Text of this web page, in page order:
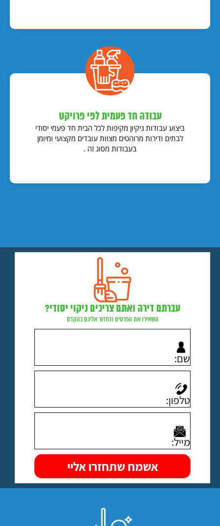
עבודה חד פעמית לפי פרויקט
ביצוע עבודות ניקיון מקיפות לכל הבית חד פעמי יסודי
לבתים ודירות מרוהטים מצוות עובדים מקצועי ומיומן
בעבודות מסוג זה .
עברתם דירה ואתם צריכים ניקוי יסודי?
השאירו את הפרטים ונחזור אליכם בהקדם